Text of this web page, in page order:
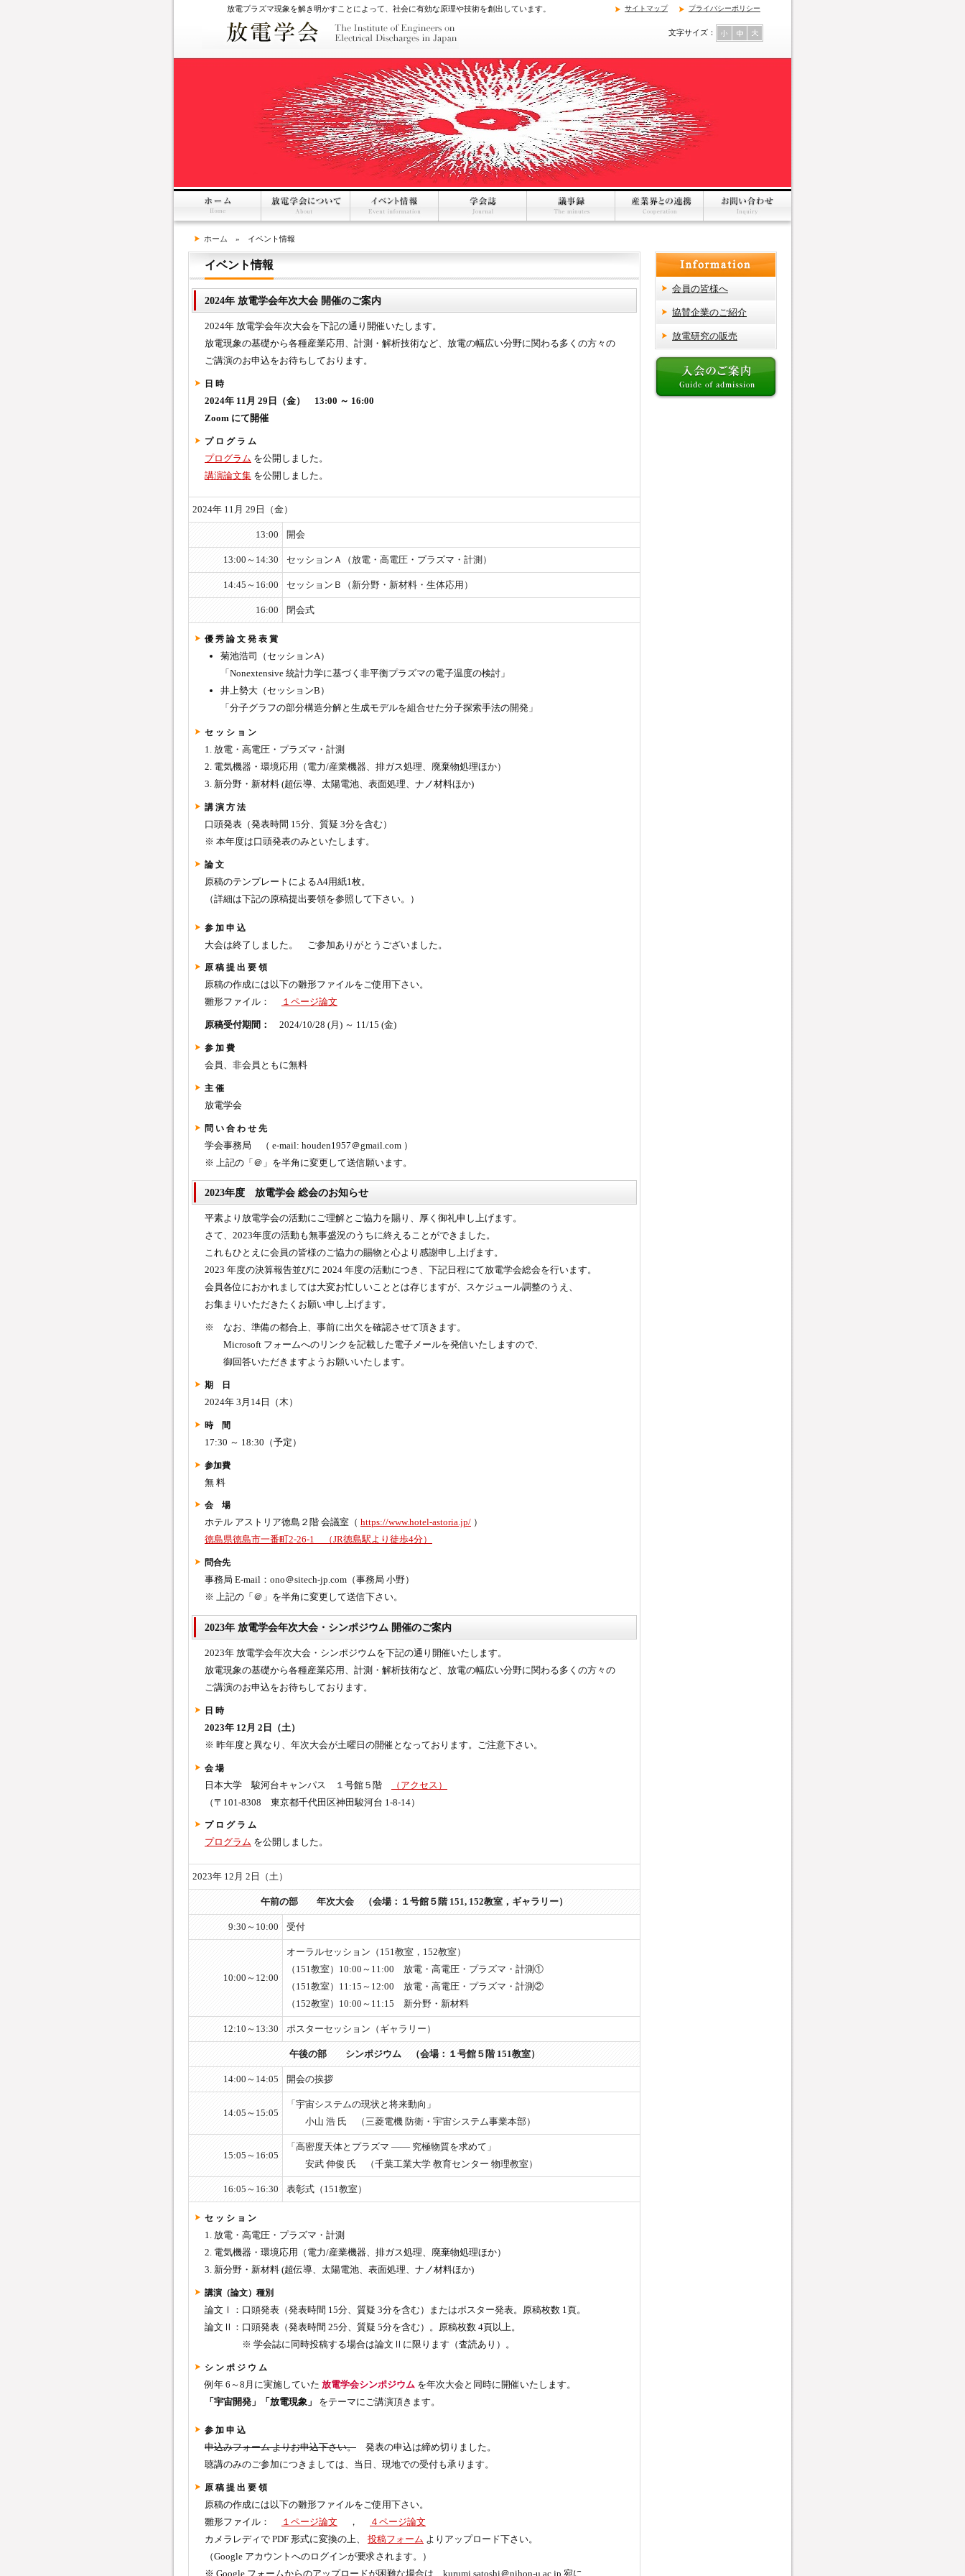
放電プラズマ現象を解き明かすことによって、社会に有効な原理や技術を創出しています。 サイトマップ プライバシーポリシー
文字サイズ：
ホーム » イベント情報
イベント情報
2024年 放電学会年次大会 開催のご案内
2024年 放電学会年次大会を下記の通り開催いたします。
放電現象の基礎から各種産業応用、計測・解析技術など、放電の幅広い分野に関わる多くの方々の
ご講演のお申込をお待ちしております。
日 時
2024年 11月 29日（金） 13:00 ～ 16:00
Zoom にて開催
プ ロ グ ラ ム
プログラム を公開しました。
講演論文集 を公開しました。
2024年 11月 29日（金）
13:00 開会
13:00～14:30 セッションＡ（放電・高電圧・プラズマ・計測）
14:45～16:00 セッションＢ（新分野・新材料・生体応用）
16:00 閉会式
優 秀 論 文 発 表 賞
菊池浩司（セッションA）
「Nonextensive 統計力学に基づく非平衡プラズマの電子温度の検討」
井上勢大（セッションB）
「分子グラフの部分構造分解と生成モデルを組合せた分子探索手法の開発」
セ ッ シ ョ ン
1. 放電・高電圧・プラズマ・計測
2. 電気機器・環境応用（電力/産業機器、排ガス処理、廃棄物処理ほか）
3. 新分野・新材料 (超伝導、太陽電池、表面処理、ナノ材料ほか)
講 演 方 法
口頭発表（発表時間 15分、質疑 3分を含む）
※ 本年度は口頭発表のみといたします。
論 文
原稿のテンプレートによるA4用紙1枚。
（詳細は下記の原稿提出要領を参照して下さい。）
参 加 申 込
大会は終了しました。 ご参加ありがとうございました。
原 稿 提 出 要 領
原稿の作成には以下の雛形ファイルをご使用下さい。
雛形ファイル：
１ページ論文
原稿受付期間： 2024/10/28 (月) ～ 11/15 (金)
参 加 費
会員、非会員ともに無料
主 催
放電学会
問 い 合 わ せ 先
学会事務局 （ e-mail: houden1957＠gmail.com ）
※ 上記の「＠」を半角に変更して送信願います。
2023年度 放電学会 総会のお知らせ
平素より放電学会の活動にご理解とご協力を賜り、厚く御礼申し上げます。
さて、2023年度の活動も無事盛況のうちに終えることができました。
これもひとえに会員の皆様のご協力の賜物と心より感謝申し上げます。
2023 年度の決算報告並びに 2024 年度の活動につき、下記日程にて放電学会総会を行います。
会員各位におかれましては大変お忙しいこととは存じますが、スケジュール調整のうえ、
お集まりいただきたくお願い申し上げます。
※ なお、準備の都合上、事前に出欠を確認させて頂きます。
Microsoft フォームへのリンクを記載した電子メールを発信いたしますので、
御回答いただきますようお願いいたします。
期 日
2024年 3月14日（木）
時 間
17:30 ～ 18:30（予定）
参加費
無 料
会 場
ホテル アストリア徳島２階 会議室（ https://www.hotel-astoria.jp/ ）
徳島県徳島市一番町2-26-1 （JR徳島駅より徒歩4分）
問合先
事務局 E-mail：ono＠sitech-jp.com（事務局 小野）
※ 上記の「＠」を半角に変更して送信下さい。
2023年 放電学会年次大会・シンポジウム 開催のご案内
2023年 放電学会年次大会・シンポジウムを下記の通り開催いたします。
放電現象の基礎から各種産業応用、計測・解析技術など、放電の幅広い分野に関わる多くの方々の
ご講演のお申込をお待ちしております。
日 時
2023年 12月 2日（土）
※ 昨年度と異なり、年次大会が土曜日の開催となっております。ご注意下さい。
会 場
日本大学 駿河台キャンパス １号館５階
（アクセス）
（〒101-8308 東京都千代田区神田駿河台 1-8-14）
プ ロ グ ラ ム
プログラム を公開しました。
2023年 12月 2日（土）
午前の部 年次大会 （会場：１号館５階 151, 152教室，ギャラリー）
9:30～10:00 受付
10:00～12:00
オーラルセッション（151教室，152教室）
（151教室）10:00～11:00 放電・高電圧・プラズマ・計測①
（151教室）11:15～12:00 放電・高電圧・プラズマ・計測②
（152教室）10:00～11:15 新分野・新材料
12:10～13:30 ポスターセッション（ギャラリー）
午後の部 シンポジウム （会場：１号館５階 151教室）
14:00～14:05 開会の挨拶
14:05～15:05
「宇宙システムの現状と将来動向」
小山 浩 氏 （三菱電機 防衛・宇宙システム事業本部）
15:05～16:05
「高密度天体とプラズマ ―― 究極物質を求めて」
安武 伸俊 氏 （千葉工業大学 教育センター 物理教室）
16:05～16:30 表彰式（151教室）
セ ッ シ ョ ン
1. 放電・高電圧・プラズマ・計測
2. 電気機器・環境応用（電力/産業機器、排ガス処理、廃棄物処理ほか）
3. 新分野・新材料 (超伝導、太陽電池、表面処理、ナノ材料ほか)
講演（論文）種別
論文Ⅰ：口頭発表（発表時間 15分、質疑 3分を含む）またはポスター発表。原稿枚数 1頁。
論文Ⅱ：口頭発表（発表時間 25分、質疑 5分を含む）。原稿枚数 4頁以上。
※ 学会誌に同時投稿する場合は論文Ⅱに限ります（査読あり）。
シ ン ポ ジ ウ ム
例年 6～8月に実施していた 放電学会シンポジウム を年次大会と同時に開催いたします。
「宇宙開発」「放電現象」
をテーマにご講演頂きます。
参 加 申 込
申込みフォーム よりお申込下さい。 発表の申込は締め切りました。
聴講のみのご参加につきましては、当日、現地での受付も承ります。
原 稿 提 出 要 領
原稿の作成には以下の雛形ファイルをご使用下さい。
雛形ファイル：
１ページ論文 ，
４ページ論文
カメラレディで PDF 形式に変換の上、 投稿フォーム よりアップロード下さい。
（Google アカウントへのログインが要求されます。）
※ Google フォームからのアップロードが困難な場合は、kurumi.satoshi＠nihon-u.ac.jp 宛に
会員の皆様へ
協賛企業のご紹介
放電研究の販売